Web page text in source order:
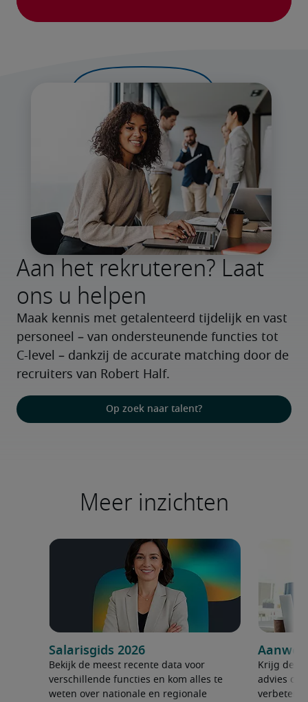
Aan het rekruteren? Laat
ons u helpen
Maak kennis met getalenteerd tijdelijk en vast
personeel – van ondersteunende functies tot
C-level – dankzij de accurate matching door de
recruiters van Robert Half.
Op zoek naar talent?
Meer inzichten
Salarisgids 2026
Bekijk de meest recente data voor
verschillende functies en kom alles te
weten over nationale en regionale
Krijg de
advies